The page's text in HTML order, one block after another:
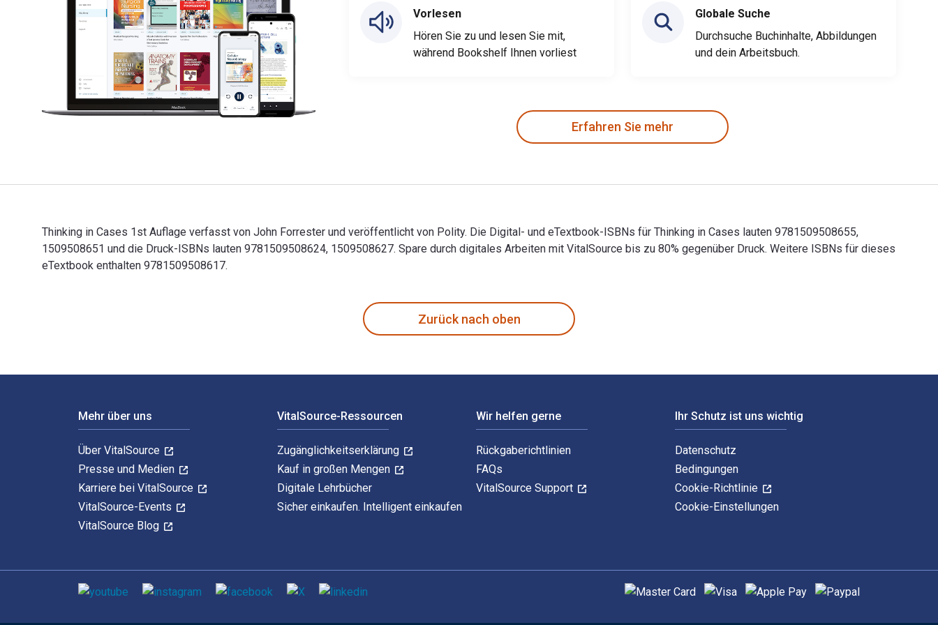
Vorlesen
Hören Sie zu und lesen Sie mit,
während Bookshelf Ihnen vorliest
Globale Suche
Durchsuche Buchinhalte, Abbildungen
und dein Arbeitsbuch.
Erfahren Sie mehr
Thinking in Cases 1st Auflage verfasst von John Forrester und veröffentlicht von Polity. Die Digital- und eTextbook-ISBNs für Thinking in Cases lauten 9781509508655,
1509508651 und die Druck-ISBNs lauten 9781509508624, 1509508627. Spare durch digitales Arbeiten mit VitalSource bis zu 80% gegenüber Druck. Weitere ISBNs für dieses
eTextbook enthalten 9781509508617.
Zurück nach oben
Mehr über uns
Über VitalSource
Presse und Medien
Karriere bei VitalSource
VitalSource-Events
VitalSource Blog
VitalSource-Ressourcen
Zugänglichkeitserklärung
Kauf in großen Mengen
Digitale Lehrbücher
Sicher einkaufen. Intelligent einkaufen
Wir helfen gerne
Rückgaberichtlinien
FAQs
VitalSource Support
Ihr Schutz ist uns wichtig
Datenschutz
Bedingungen
Cookie-Richtlinie
Cookie-Einstellungen
Sozialen Medien Unterstützte Zahlungsmethoden